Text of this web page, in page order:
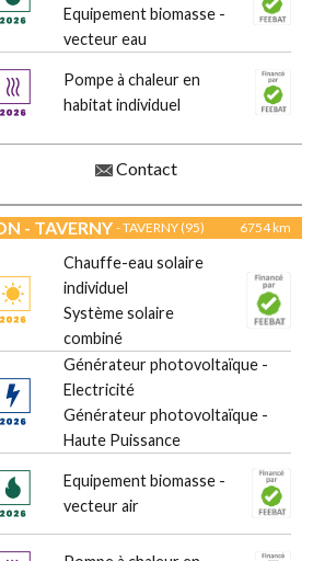
Equipement biomasse -
vecteur eau
Pompe à chaleur en
habitat individuel
Contact
- TAVERNY - TAVERNY (95) 6754 km
Chauffe-eau solaire
individuel
Système solaire
combiné
Générateur photovoltaïque -
Electricité
Générateur photovoltaïque -
Haute Puissance
Equipement biomasse -
vecteur air